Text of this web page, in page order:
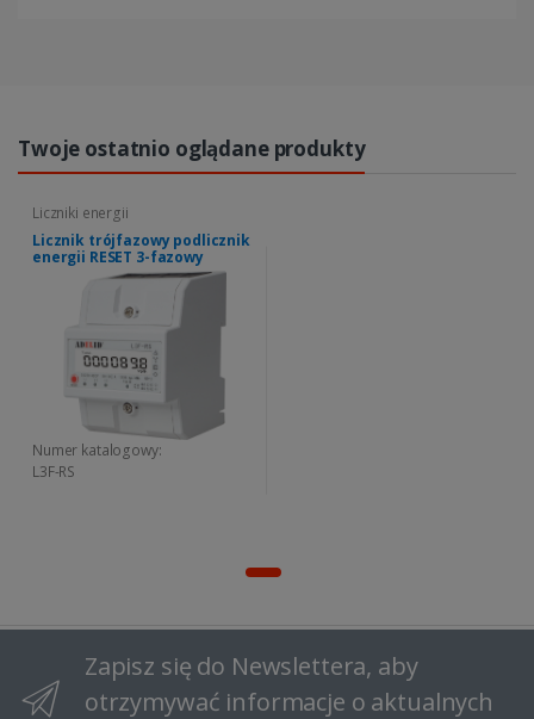
Twoje ostatnio oglądane produkty
Liczniki energii
Licznik trójfazowy podlicznik
energii RESET 3-fazowy
Numer katalogowy:
L3F-RS
Zapisz się do Newslettera, aby
otrzymywać informacje o aktualnych